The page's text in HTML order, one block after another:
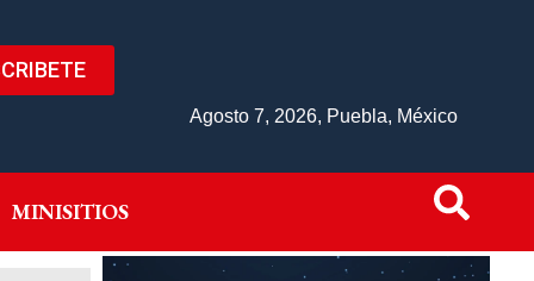
Agosto 7, 2026, Puebla, México
MINISITIOS
MINISITIOS